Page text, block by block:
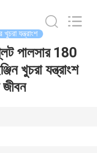
যন্ত্রাংশ
পালসার 180
খুচরা যন্ত্রাংশ
জীবন